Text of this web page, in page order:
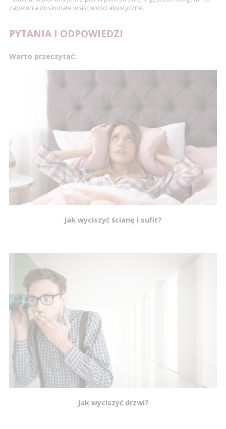
zapewnia doskonałe właściwości akustyczne.
PYTANIA I ODPOWIEDZI
Warto przeczytać:
Jak wyciszyć ścianę i sufit?
Jak wyciszyć drzwi?